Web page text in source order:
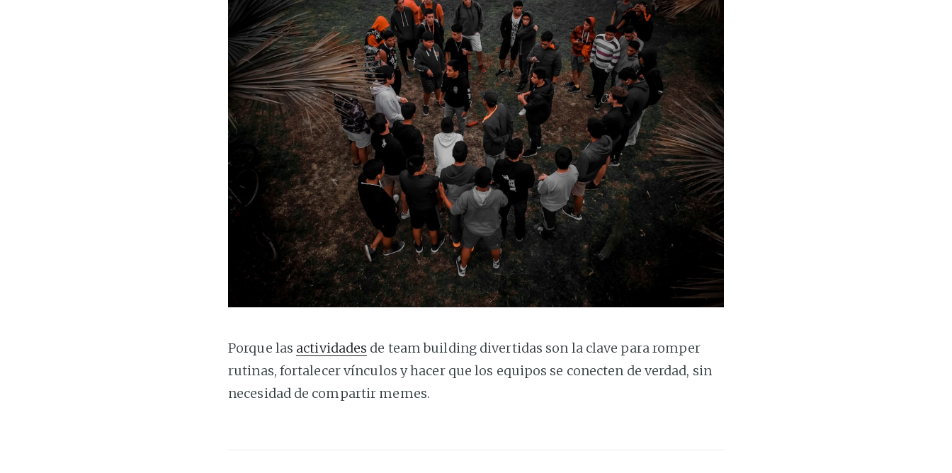
Porque las actividades de team building divertidas son la clave para romper
rutinas, fortalecer vínculos y hacer que los equipos se conecten de verdad, sin
necesidad de compartir memes.